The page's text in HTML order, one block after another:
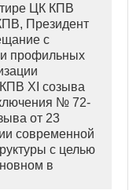
ЦК КПВ
Президент
с
профильных
XI созыва
№ 72-
от 23
современной
с целью
в